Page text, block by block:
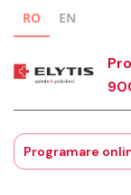
RO EN
Programare